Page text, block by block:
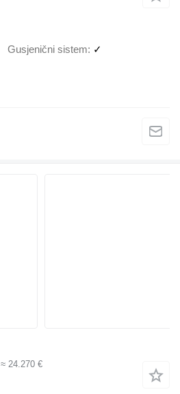
Gusjenični sistem
✓
≈ 24.270 €